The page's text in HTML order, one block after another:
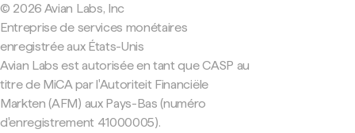
© 2026 Avian Labs, Inc
Entreprise de services monétaires
enregistrée aux États-Unis
Avian Labs est autorisée en tant que CASP au
titre de MiCA par l'Autoriteit Financiële
Markten (AFM) aux Pays-Bas (numéro
d'enregistrement 41000005).